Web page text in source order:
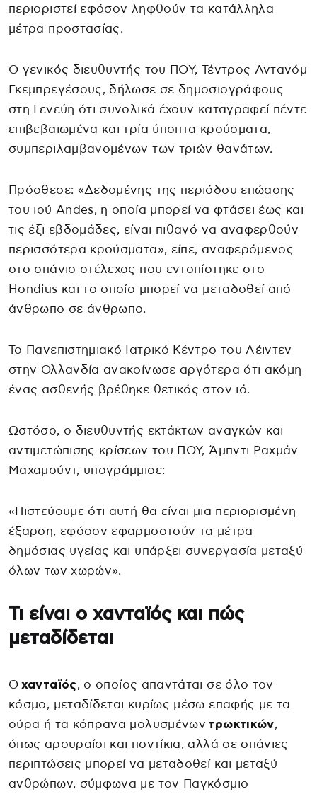
περιοριστεί εφόσον ληφθούν τα κατάλληλα
μέτρα προστασίας.
Ο γενικός διευθυντής του ΠΟΥ, Τέντρος Αντανόμ
Γκεμπρεγέσους, δήλωσε σε δημοσιογράφους
στη Γενεύη ότι συνολικά έχουν καταγραφεί πέντε
επιβεβαιωμένα και τρία ύποπτα κρούσματα,
συμπεριλαμβανομένων των τριών θανάτων.
Πρόσθεσε: «Δεδομένης της περιόδου επώασης
του ιού Andes, η οποία μπορεί να φτάσει έως και
τις έξι εβδομάδες, είναι πιθανό να αναφερθούν
περισσότερα κρούσματα», είπε, αναφερόμενος
στο σπάνιο στέλεχος που εντοπίστηκε στο
Hondius και το οποίο μπορεί να μεταδοθεί από
άνθρωπο σε άνθρωπο.
Το Πανεπιστημιακό Ιατρικό Κέντρο του Λέιντεν
στην Ολλανδία ανακοίνωσε αργότερα ότι ακόμη
ένας ασθενής βρέθηκε θετικός στον ιό.
Ωστόσο, ο διευθυντής εκτάκτων αναγκών και
αντιμετώπισης κρίσεων του ΠΟΥ, Άμπντι Ραχμάν
Μαχαμούντ, υπογράμμισε:
«Πιστεύουμε ότι αυτή θα είναι μια περιορισμένη
έξαρση, εφόσον εφαρμοστούν τα μέτρα
δημόσιας υγείας και υπάρξει συνεργασία μεταξύ
όλων των χωρών».
Τι είναι ο χανταϊός και πώς
μεταδίδεται
Ο χανταϊός, ο οποίος απαντάται σε όλο τον
κόσμο, μεταδίδεται κυρίως μέσω επαφής με τα
ούρα ή τα κόπρανα μολυσμένων τρωκτικών,
όπως αρουραίοι και ποντίκια, αλλά σε σπάνιες
περιπτώσεις μπορεί να μεταδοθεί και μεταξύ
ανθρώπων, σύμφωνα με τον Παγκόσμιο